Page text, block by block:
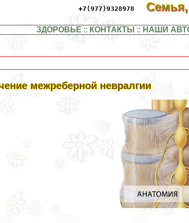
+7(977)9328978
ЗДОРОВЬЕ :: КОНТАКТЫ :: НАШИ
межреберной невралгии